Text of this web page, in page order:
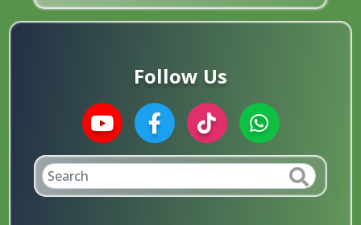
Follow Us